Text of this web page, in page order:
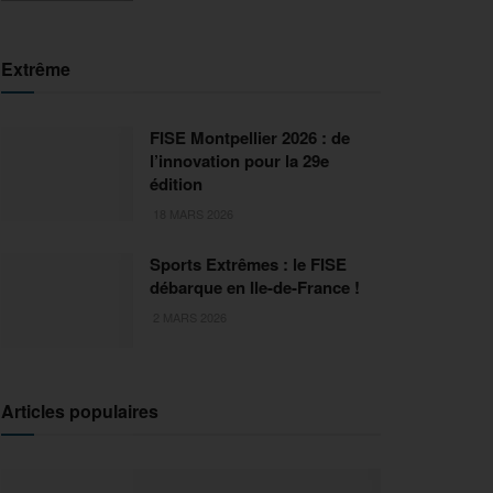
Extrême
FISE Montpellier 2026 : de
l’innovation pour la 29e
édition
Sports Extrêmes : le FISE
débarque en Ile-de-France !
Articles populaires